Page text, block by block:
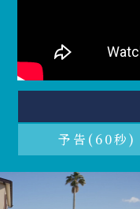
予告(60秒)